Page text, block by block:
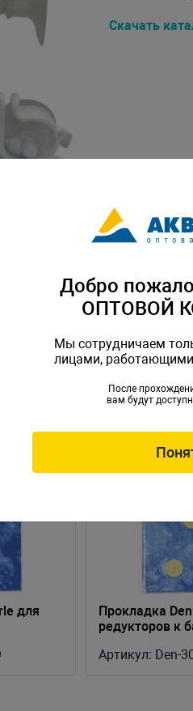
Скачать
для
Прокладка
редукторов к
Артикул: Den-
Добро
ОПТОВОЙ
Мы сотрудничаем
лицами, работающими
После
вам будут